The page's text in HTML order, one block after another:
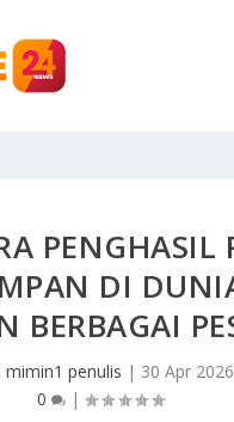
PENGHASIL
DI
BERBAGAI
mimin1 penulis | 30 Apr 2026
0
|